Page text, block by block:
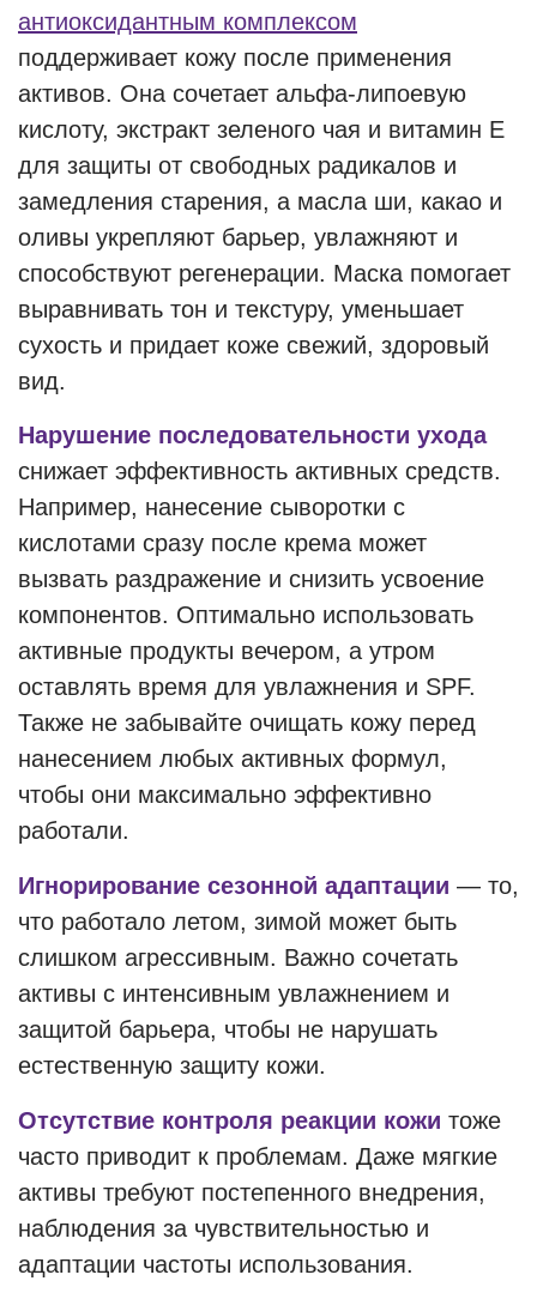
антиоксидантным комплексом
поддерживает кожу после применения
активов. Она сочетает альфа-липоевую
кислоту, экстракт зеленого чая и витамин Е
для защиты от свободных радикалов и
замедления старения, а масла ши, какао и
оливы укрепляют барьер, увлажняют и
способствуют регенерации. Маска помогает
выравнивать тон и текстуру, уменьшает
сухость и придает коже свежий, здоровый
вид.
Нарушение последовательности ухода
снижает эффективность активных средств.
Например, нанесение сыворотки с
кислотами сразу после крема может
вызвать раздражение и снизить усвоение
компонентов. Оптимально использовать
активные продукты вечером, а утром
оставлять время для увлажнения и SPF.
Также не забывайте очищать кожу перед
нанесением любых активных формул,
чтобы они максимально эффективно
работали.
Игнорирование сезонной адаптации — то,
что работало летом, зимой может быть
слишком агрессивным. Важно сочетать
активы с интенсивным увлажнением и
защитой барьера, чтобы не нарушать
естественную защиту кожи.
Отсутствие контроля реакции кожи тоже
часто приводит к проблемам. Даже мягкие
активы требуют постепенного внедрения,
наблюдения за чувствительностью и
адаптации частоты использования.